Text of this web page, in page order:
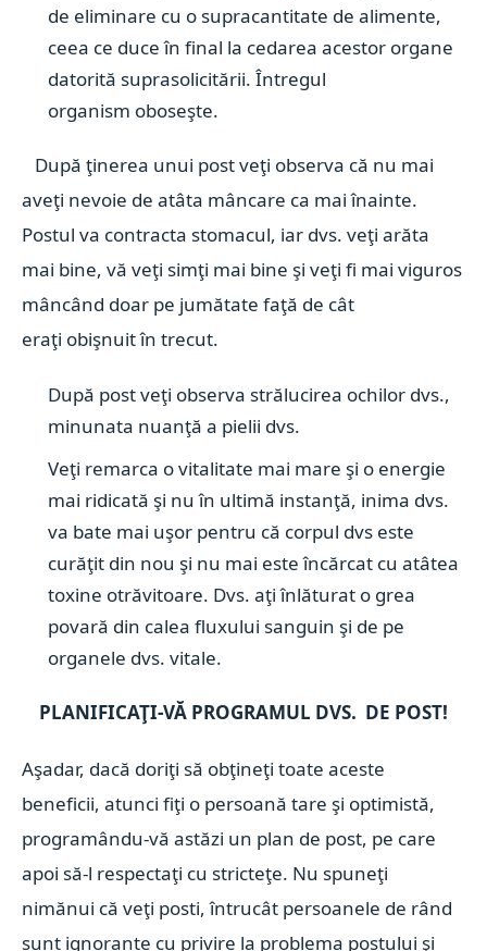
de eliminare cu o supracantitate de alimente,
ceea ce duce în final la cedarea acestor organe
datorită suprasolicitării. Întregul
organism oboseşte.
După ţinerea unui post veţi observa că nu mai
aveţi nevoie de atâta mâncare ca mai înainte.
Postul va contracta stomacul, iar dvs. veţi arăta
mai bine, vă veţi simţi mai bine şi veţi fi mai viguros
mâncând doar pe jumătate faţă de cât
eraţi obişnuit în trecut.
După post veţi observa strălucirea ochilor dvs.,
minunata nuanţă a pielii dvs.
Veţi remarca o vitalitate mai mare şi o energie
mai ridicată şi nu în ultimă instanţă, inima dvs.
va bate mai uşor pentru că corpul dvs este
curăţit din nou şi nu mai este încărcat cu atâtea
toxine otrăvitoare. Dvs. aţi înlăturat o grea
povară din calea fluxului sanguin şi de pe
organele dvs. vitale.
PLANIFICAŢI-VĂ PROGRAMUL DVS. DE POST!
Aşadar, dacă doriţi să obţineţi toate aceste
beneficii, atunci fiţi o persoană tare şi optimistă,
programându-vă astăzi un plan de post, pe care
apoi să-l respectaţi cu stricteţe. Nu spuneţi
nimănui că veţi posti, întrucât persoanele de rând
sunt ignorante cu privire la problema postului şi